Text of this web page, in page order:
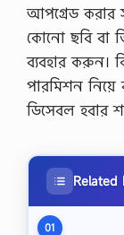
আপগ্রেড করার
কোনো ছবি বা
ব্যবহার করুন।
পারমিশন
ডিসেবল হবার
Related
01